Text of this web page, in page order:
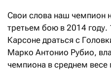
Свои слова наш чемпион
третьем бою в 2014
Карсоне драться с
Марко Антонио Рубио,
чемпиона в среднем весе